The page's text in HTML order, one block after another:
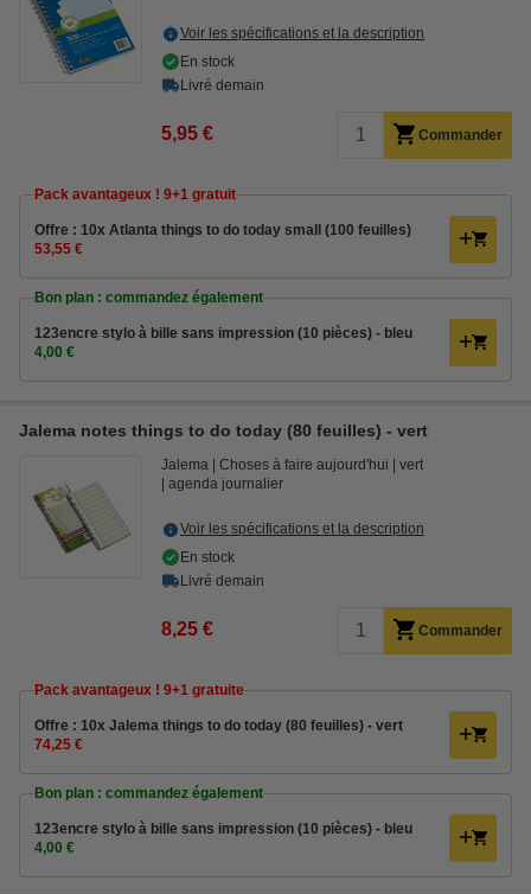
Voir les spécifications et la description
En stock
Livré demain
5,95 € Commander
Pack avantageux ! 9+1 gratuit
Offre : 10x Atlanta things to do today small (100 feuilles)
53,55 €
Bon plan : commandez également
123encre stylo à bille sans impression (10 pièces) - bleu
4,00 €
Jalema notes things to do today (80 feuilles) - vert
Jalema Choses à faire aujourd'hui
vert
agenda journalier
Voir les spécifications et la description
En stock
Livré demain
8,25 € Commander
Pack avantageux ! 9+1 gratuite
Offre : 10x Jalema things to do today (80 feuilles) - vert
74,25 €
Bon plan : commandez également
123encre stylo à bille sans impression (10 pièces) - bleu
4,00 €